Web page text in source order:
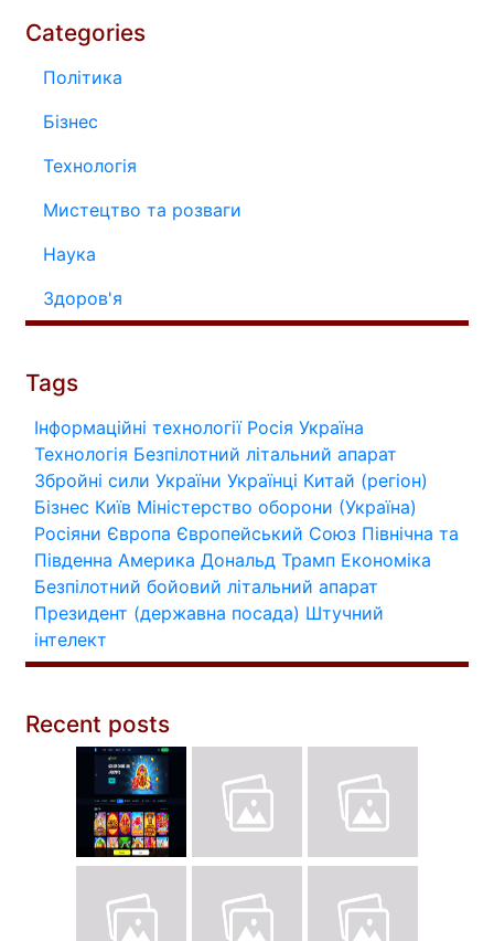
Categories
Політика
Бізнес
Технологія
Мистецтво та розваги
Наука
Здоров'я
Tags
Інформаційні технології Росія Україна
Технологія Безпілотний літальний апарат
Збройні сили України Українці Китай (регіон)
Бізнес Київ Міністерство оборони (Україна)
Росіяни Європа Європейський Союз Північна та
Південна Америка Дональд Трамп Економіка
Безпілотний бойовий літальний апарат
Президент (державна посада) Штучний
інтелект
Recent posts